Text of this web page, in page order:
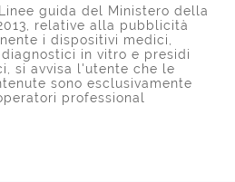
guida del Ministero della
relative alla pubblicità
i dispositivi medici,
in vitro e presidi
si avvisa l'utente che le
sono esclusivamente
professional